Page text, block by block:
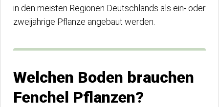
in den meisten Regionen Deutschlands als ein- oder
zweijährige Pflanze angebaut werden.
Welchen Boden brauchen
Fenchel Pflanzen?